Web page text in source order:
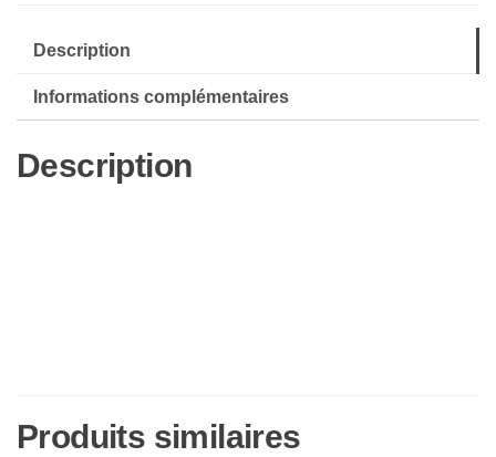
Decca
Legends)
Description
Informations complémentaires
Description
Produits similaires